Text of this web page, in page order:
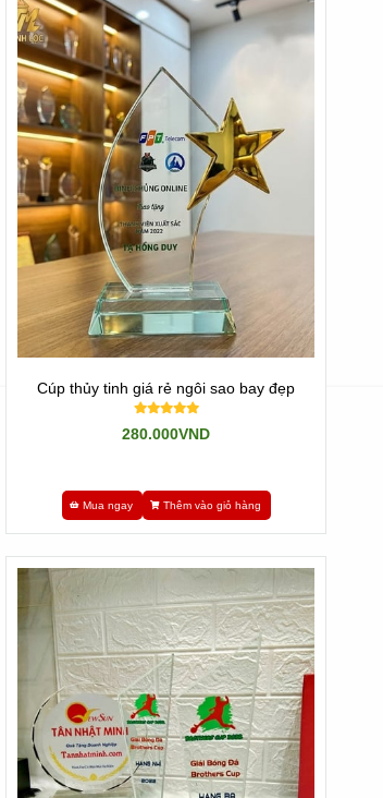
Cúp thủy tinh giá rẻ ngôi sao bay đẹp
280.000VND
Mua ngay Thêm vào giỏ hàng